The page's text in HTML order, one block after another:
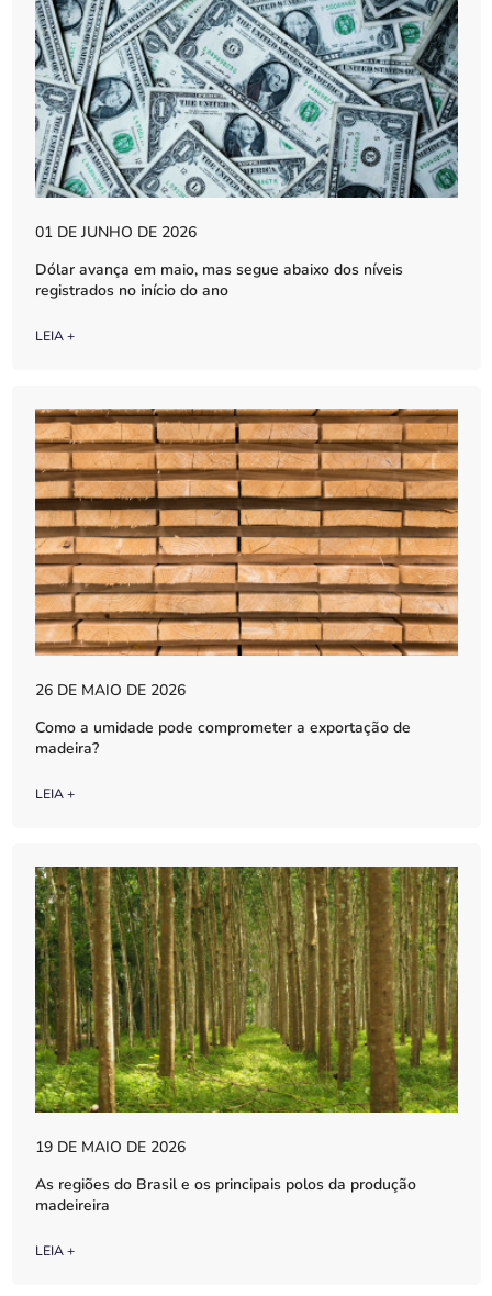
01 DE JUNHO DE 2026
Dólar avança em maio, mas segue abaixo dos níveis
registrados no início do ano
LEIA +
26 DE MAIO DE 2026
Como a umidade pode comprometer a exportação de
madeira?
LEIA +
19 DE MAIO DE 2026
As regiões do Brasil e os principais polos da produção
madeireira
LEIA +